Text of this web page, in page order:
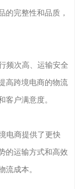
的完整性和品质，
频次高、运输安全
高跨境电商的物流
客户满意度。
电商提供了更快
的运输方式和高效
流成本。